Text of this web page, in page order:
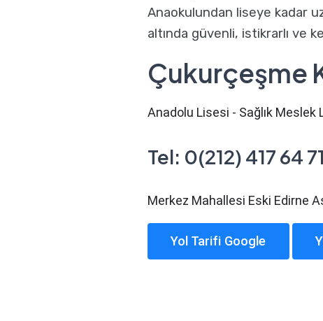
Anaokulundan liseye kadar
altında güvenli, istikrarlı ve
Çukurçeşme
Anadolu Lisesi - Sağlık Meslek
Tel: 0(212) 417 64 71
Merkez Mahallesi Eski Edirne
Yol Tarifi Google